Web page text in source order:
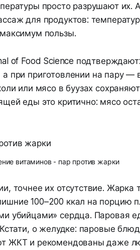
просто разрушают их.
для продуктов:
пользы.
of Food Science
а при приготовлении на пару —
или мясо в буузах
еды это критично: мясо
витаминов - пар против жарки
точнее их отсутствие. Жарка
100–200 ккал на порцию
убийцами» сердца. Паровая
о желудке: паровые
ЖКТ и рекомендованы даже